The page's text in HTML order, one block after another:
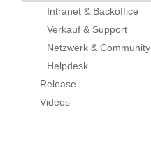
Intranet & Backoffice
Verkauf & Support
Netzwerk & Community
Helpdesk
Release
Videos